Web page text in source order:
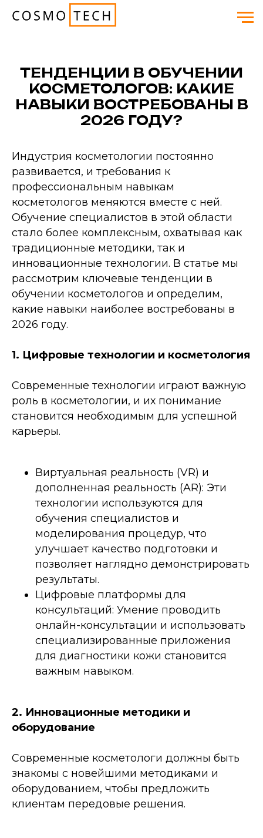
ТЕНДЕНЦИИ В ОБУЧЕНИИ
КОСМЕТОЛОГОВ: КАКИЕ
НАВЫКИ ВОСТРЕБОВАНЫ В
2026 ГОДУ?
Индустрия косметологии постоянно
развивается, и требования к
профессиональным навыкам
косметологов меняются вместе с ней.
Обучение специалистов в этой области
стало более комплексным, охватывая как
традиционные методики, так и
инновационные технологии. В статье мы
рассмотрим ключевые тенденции в
обучении косметологов и определим,
какие навыки наиболее востребованы в
2026 году.
1. Цифровые технологии и косметология
Современные технологии играют важную
роль в косметологии, и их понимание
становится необходимым для успешной
карьеры.
Виртуальная реальность (VR) и
дополненная реальность (AR): Эти
технологии используются для
обучения специалистов и
моделирования процедур, что
улучшает качество подготовки и
позволяет наглядно демонстрировать
результаты.
Цифровые платформы для
консультаций: Умение проводить
онлайн-консультации и использовать
специализированные приложения
для диагностики кожи становится
важным навыком.
2. Инновационные методики и
оборудование
Современные косметологи должны быть
знакомы с новейшими методиками и
оборудованием, чтобы предложить
клиентам передовые решения.